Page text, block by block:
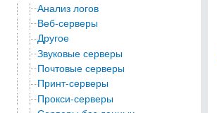
Анализ логов
Веб-серверы
Другое
Звуковые серверы
Почтовые серверы
Принт-серверы
Прокси-серверы